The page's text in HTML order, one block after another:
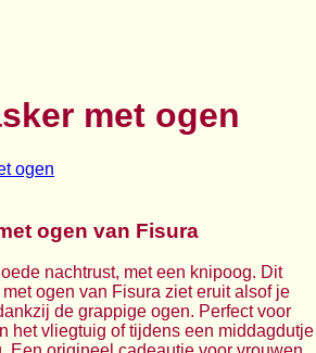
met ogen
ogen van Fisura
nachtrust, met een knipoog. Dit
ogen van Fisura ziet eruit alsof je
de grappige ogen. Perfect voor
het vliegtuig of tijdens een middagdutje